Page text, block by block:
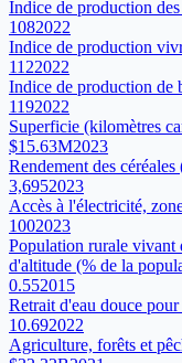
Indice de production
1082022
Indice de production
1122022
Indice de production de
1192022
Superficie (kilomètres
$15.63M2023
Rendement des
3,6952023
Accès à l'électricité,
1002023
Population rurale vivant
d'altitude (% de la
0.552015
Retrait d'eau douce
10.692022
Agriculture, forêts et